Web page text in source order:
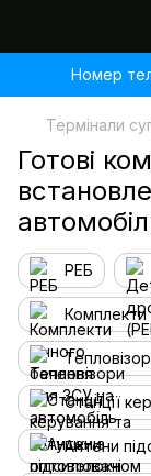
Номер
Термінали
Готові
РЕБ
Комплекти
Станції
Антени